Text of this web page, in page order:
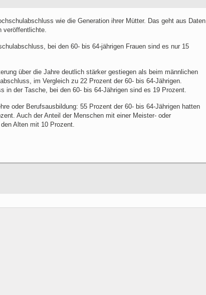
wie die Generation ihrer Mütter. Das geht aus Daten
veröffentlichte.
bei den 60- bis 64-jährigen Frauen sind es nur 15
über die Jahre deutlich stärker gestiegen als beim männlichen
im Vergleich zu 22 Prozent der 60- bis 64-Jährigen.
in der Tasche, bei den 60- bis 64-Jährigen sind es 19 Prozent.
oder Berufsausbildung: 55 Prozent der 60- bis 64-Jährigen hatten
Auch der Anteil der Menschen mit einer Meister- oder
Alten mit 10 Prozent.